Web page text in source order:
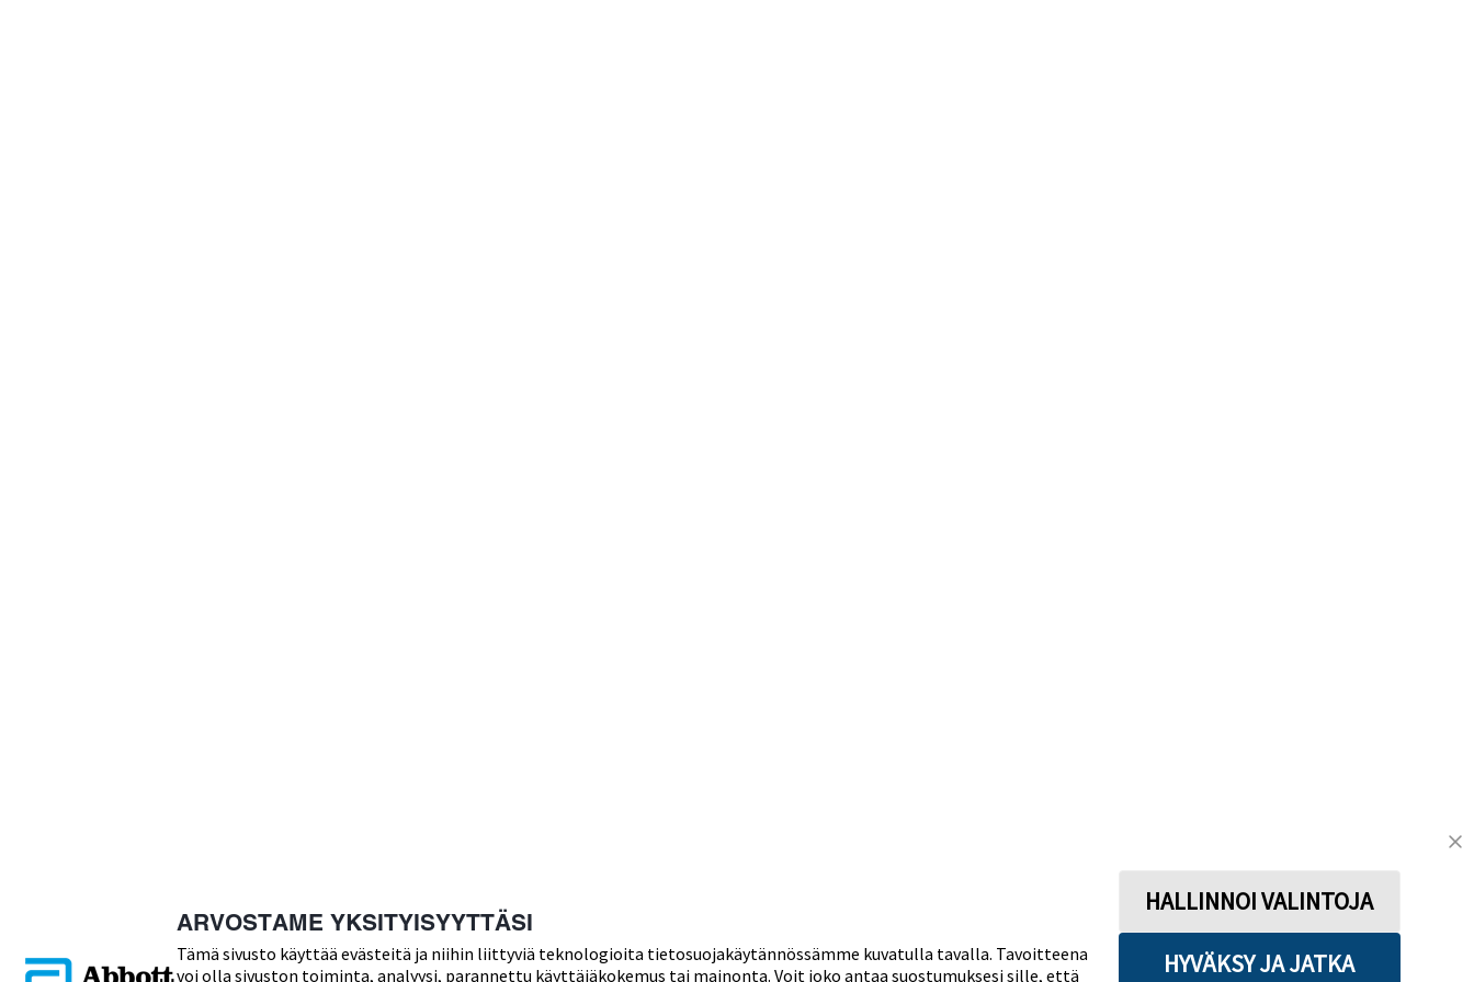
ARVOSTAME YKSITYISYYTTÄSI
Tämä sivusto käyttää evästeitä ja niihin liittyviä teknologioita tietosuojakäytännössämme kuvatulla tavalla. Tavoitteena
voi olla sivuston toiminta, analyysi, parannettu käyttäjäkokemus tai mainonta. Voit joko antaa suostumuksesi sille, että
HYVÄKSY JA JATKA
HALLINNOI VALINTOJA